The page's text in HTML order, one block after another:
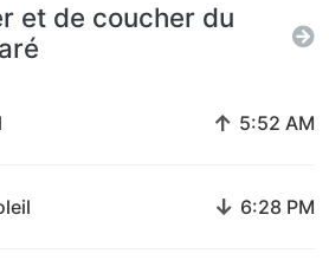
et de coucher du
↑ 5:52 AM
↓ 6:28 PM